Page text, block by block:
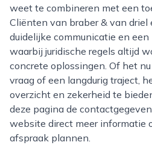
weet te combineren met een
Cliënten van braber & van driel
duidelijke communicatie en
waarbij juridische regels altijd
concrete oplossingen. Of het
vraag of een langdurig traject,
overzicht en zekerheid te
deze pagina de
website direct meer informatie
afspraak plannen.